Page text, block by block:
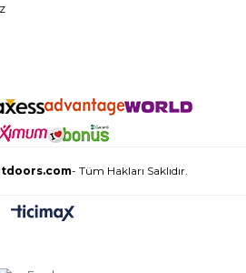
- Tüm Hakları Saklıdır.
GEÇ